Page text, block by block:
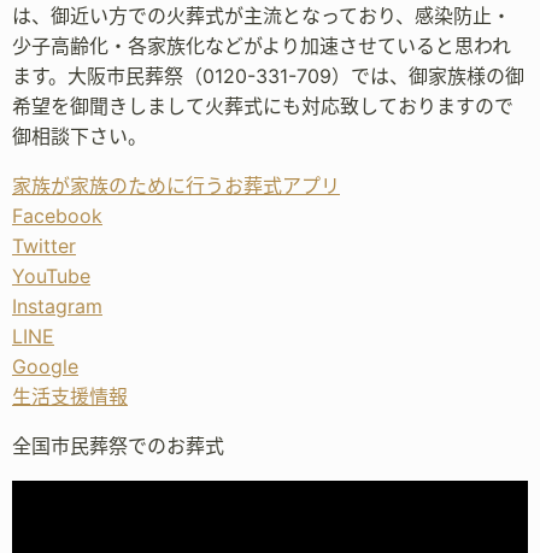
は、御近い方での火葬式が主流となっており、感染防止・
少子高齢化・各家族化などがより加速させていると思われ
ます。大阪市民葬祭（0120-331-709）では、御家族様の御
希望を御聞きしまして火葬式にも対応致しておりますので
御相談下さい。
家族が家族のために行うお葬式アプリ
Facebook
Twitter
YouTube
Instagram
LINE
Google
生活支援情報
全国市民葬祭でのお葬式